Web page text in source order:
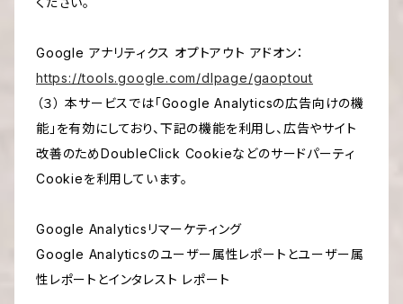
Google アナリティクス オプトアウト アドオン：
https://tools.google.com/dlpage/gaoptout
（３） 本サービスでは「Google Analyticsの広告向けの機
能」を有効にしており、下記の機能を利用し、広告やサイト
改善のためDoubleClick Cookieなどのサードパーティ
Cookieを利用しています。
Google Analyticsリマーケティング
Google Analyticsのユーザー属性レポートとユーザー属
性レポートとインタレスト レポート